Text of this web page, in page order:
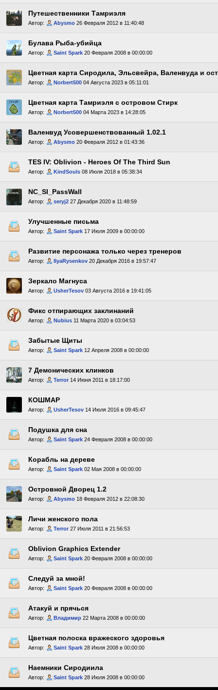
Путешественники Тамриэля
Автор: Abysmo 26 Февраля 2012 в 11:40:48
Булава Рыба-убийца
Автор: Saint Spark 20 Февраля 2008 в 00:00:00
Цветная карта Сиродила, Эльсвейра, Валенвуда и
Автор: Norbert500 04 Августа 2023 в 05:11:01
Цветная карта Тамриэля с островом Стирк
Автор: Norbert500 04 Марта 2023 в 14:28:05
Валенвуд Усовершенствованный 1.02.1
Автор: Abysmo 20 Февраля 2012 в 01:43:36
TES IV: Oblivion - Heroes Of The Third Sun
Автор: KindSouls 08 Июля 2018 в 05:38:34
NC_SI_PassWall
Автор: seryj2 27 Декабря 2020 в 11:48:59
Улучшенные письма
Автор: Saint Spark 17 Июля 2009 в 00:00:00
Развитие персонажа только через тренеров
Автор: IlyaRysenkov 20 Декабря 2016 в 19:57:47
Зеркало Магнуса
Автор: UsherTesov 03 Августа 2016 в 19:41:05
Фикс отпирающих заклинаний
Автор: Nubius 11 Марта 2020 в 03:04:53
Забытые Щиты
Автор: Saint Spark 12 Апреля 2008 в 00:00:00
7 Демонических клинков
Автор: Terror 14 Июня 2011 в 18:17:00
КОШМАР
Автор: UsherTesov 14 Июля 2016 в 09:45:47
Подушка для сна
Автор: Saint Spark 24 Февраля 2008 в 00:00:00
Корабль на дереве
Автор: Saint Spark 02 Мая 2008 в 00:00:00
Островной Дворец 1.2
Автор: Abysmo 18 Февраля 2012 в 22:08:30
Личи женского пола
Автор: Terror 27 Июля 2011 в 21:56:53
Oblivion Graphics Extender
Автор: Saint Spark 20 Февраля 2008 в 00:00:00
Следуй за мной!
Автор: Saint Spark 20 Февраля 2008 в 00:00:00
Атакуй и прячься
Автор: Владимир 22 Марта 2008 в 00:00:00
Цветная полоска вражеского здоровья
Автор: Saint Spark 28 Июля 2008 в 00:00:00
Наемники Сиродиила
Автор: Saint Spark 28 Июля 2008 в 00:00:00